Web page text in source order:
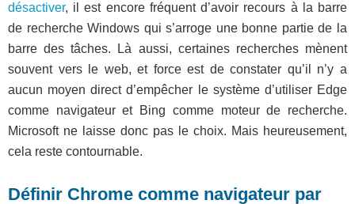
désactiver, il est encore fréquent d’avoir recours à la barre
de recherche Windows qui s’arroge une bonne partie de la
barre des tâches. Là aussi, certaines recherches mènent
souvent vers le web, et force est de constater qu’il n’y a
aucun moyen direct d’empêcher le système d’utiliser Edge
comme navigateur et Bing comme moteur de recherche.
Microsoft ne laisse donc pas le choix. Mais heureusement,
cela reste contournable.
Définir Chrome comme navigateur par